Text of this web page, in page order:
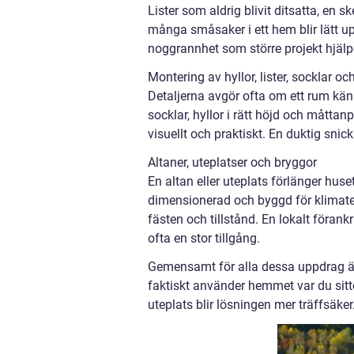
Lister som aldrig blivit ditsatta, en
många småsaker i ett hem blir lätt
noggrannhet som större projekt
Montering av hyllor, lister, socklar
Detaljerna avgör ofta om ett rum
socklar, hyllor i rätt höjd och
visuellt och praktiskt. En duktig
Altaner, uteplatser och bryggor
En altan eller uteplats förlänger
dimensionerad och byggd för
fästen och tillstånd. En lokalt
ofta en stor tillgång.
Gemensamt för alla dessa uppdrag
faktiskt använder hemmet var du
uteplats blir lösningen mer